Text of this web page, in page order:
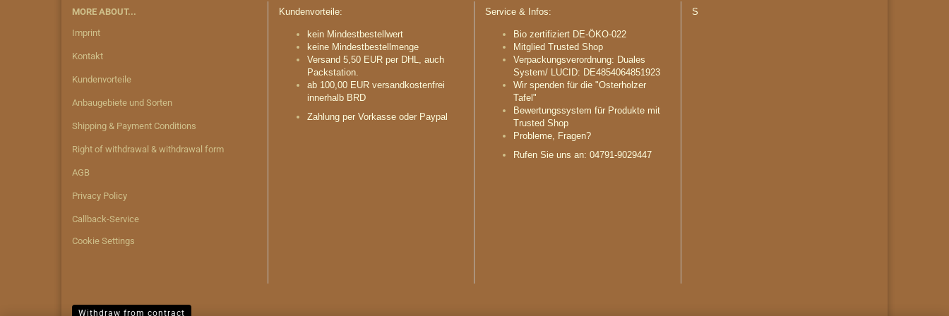
MORE ABOUT...
Imprint
Kontakt
Kundenvorteile
Anbaugebiete und Sorten
Shipping & Payment Conditions
Right of withdrawal & withdrawal form
AGB
Privacy Policy
Callback-Service
Cookie Settings
Kundenvorteile:
kein Mindestbestellwert
keine Mindestbestellmenge
Versand 5,50 EUR per DHL, auch
Packstation.
ab 100,00 EUR versandkostenfrei
innerhalb BRD
Zahlung per Vorkasse oder Paypal
Service & Infos:
Bio zertifiziert DE-ÖKO-022
Mitglied Trusted Shop
Verpackungsverordnung: Duales
System/ LUCID: DE4854064851923
Wir spenden für die "Osterholzer
Tafel"
Bewertungssystem für Produkte mit
Trusted Shop
Probleme, Fragen?
Rufen Sie uns an: 04791-9029447
S
Withdraw from contract